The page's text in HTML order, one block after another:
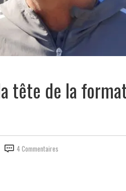
tête de la
4 Commentaires